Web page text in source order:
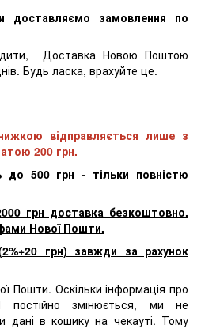
доставляємо замовлення по
Доставка Новою Поштою
Будь ласка, врахуйте це.
відправляється лише з
200 грн.
до 500 грн - тільки повністю
грн доставка безкоштовно.
Нової Пошти.
грн) завжди за рахунок
Пошти. Оскільки інформація про
постійно змінюється, ми не
дані в кошику на чекауті. Тому